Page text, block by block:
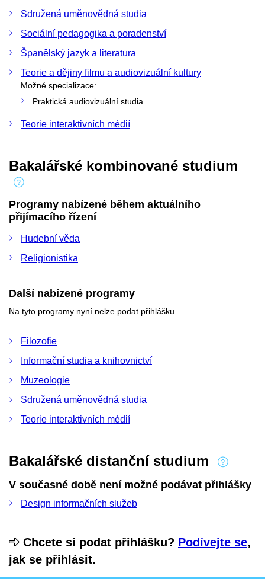
Sdružená uměnovědná studia
Sociální pedagogika a poradenství
Španělský jazyk a literatura
Teorie a dějiny filmu a audiovizuální kultury
Možné specializace:
Praktická audiovizuální studia
Teorie interaktivních médií
Bakalářské kombinované studium
Programy nabízené během aktuálního
přijímacího řízení
Hudební věda
Religionistika
Další nabízené programy
Na tyto programy nyní nelze podat přihlášku
Filozofie
Informační studia a knihovnictví
Muzeologie
Sdružená uměnovědná studia
Teorie interaktivních médií
Bakalářské distanční studium
V současné době není možné podávat přihlášky
Design informačních služeb
Chcete si podat přihlášku? Podívejte se,
jak se přihlásit.